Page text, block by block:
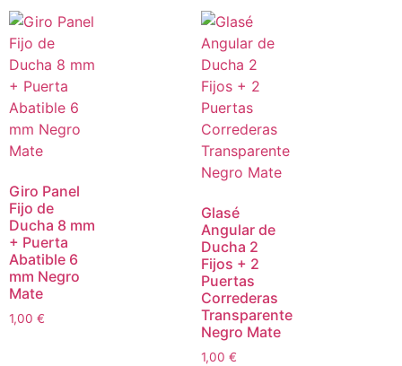
Giro Panel
Fijo de
Ducha 8 mm
+ Puerta
Abatible 6
mm Negro
Mate
1,00 €
Glasé
Angular de
Ducha 2
Fijos + 2
Puertas
Correderas
Transparente
Negro Mate
1,00 €